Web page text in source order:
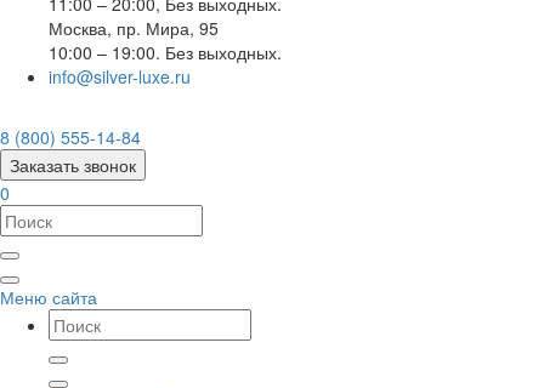
Москва, пр. Мира, 95
10:00 – 19:00. Без выходных.
info@silver-luxe.ru
8 (800) 555-14-84
Заказать звонок
0
Меню сайта